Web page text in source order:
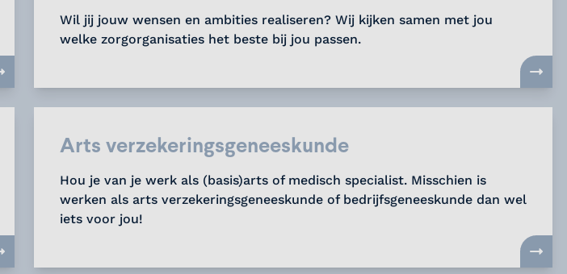
Wil jij jouw wensen en ambities realiseren? Wij kijken samen met jou
welke zorgorganisaties het beste bij jou passen.
Arts verzekeringsgeneeskunde
Hou je van je werk als (basis)arts of medisch specialist. Misschien is
werken als arts verzekeringsgeneeskunde of bedrijfsgeneeskunde dan wel
iets voor jou!